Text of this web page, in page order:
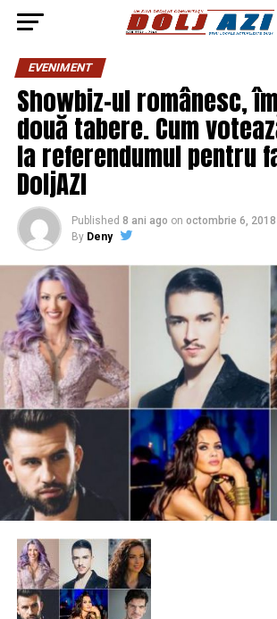
EVENIMENT
Showbiz-ul românesc,
două tabere. Cum
la referendumul pentru
DoljAZI
Published 8 ani ago on octombrie 6, 2018
By Deny